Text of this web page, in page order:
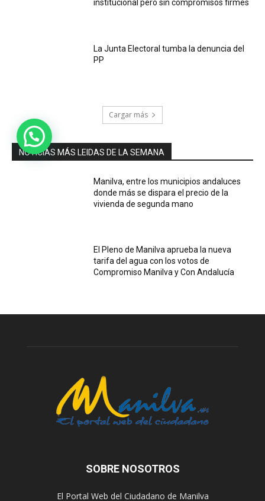
institucional pero sin compromisos firmes
La Junta Electoral tumba la denuncia del
PP
Cargar más
NOTICIAS MÁS LEIDAS DE LA SEMANA
Manilva, entre los municipios andaluces
donde más se dispara el precio de la
vivienda de segunda mano
El Pleno de Manilva aprueba la nueva
tarifa del agua con los votos de
Compromiso Manilva y Con Andalucía
SOBRE NOSOTROS
El Portal Web del Ciudadano de Manilva